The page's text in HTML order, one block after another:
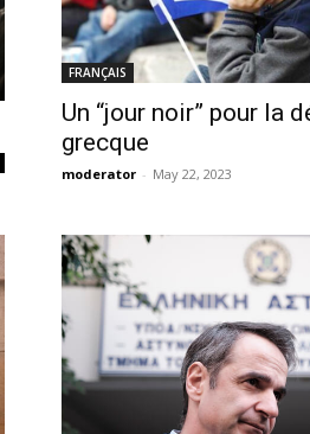
FRANÇAIS
Un “jour noir” pour la
grecque
moderator - May 22, 2023